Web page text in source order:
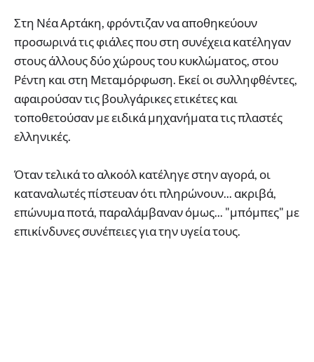
Στη Νέα Αρτάκη, φρόντιζαν να αποθηκεύουν
προσωρινά τις φιάλες που στη συνέχεια κατέληγαν
στους άλλους δύο χώρους του κυκλώματος, στου
Ρέντη και στη Μεταμόρφωση. Εκεί οι συλληφθέντες,
αφαιρούσαν τις βουλγάρικες ετικέτες και
τοποθετούσαν με ειδικά μηχανήματα τις πλαστές
ελληνικές.
Όταν τελικά το αλκοόλ κατέληγε στην αγορά, οι
καταναλωτές πίστευαν ότι πληρώνουν... ακριβά,
επώνυμα ποτά, παραλάμβαναν όμως... "μπόμπες" με
επικίνδυνες συνέπειες για την υγεία τους.